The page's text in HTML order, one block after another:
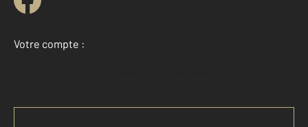
Votre compte :
Accéder à mon compte